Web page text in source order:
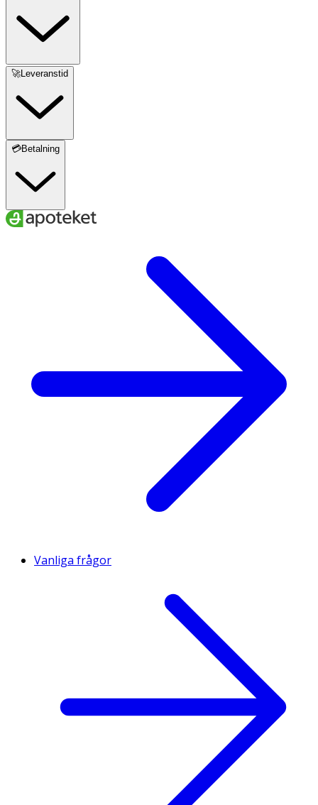
🚀Leveranstid
💳Betalning
Vanliga frågor